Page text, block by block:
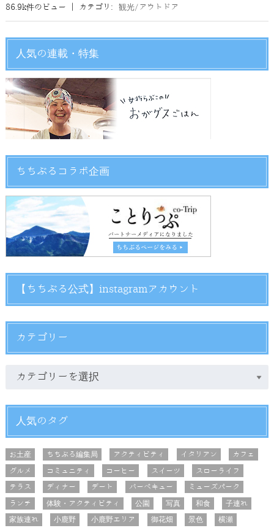
86.9k件のビュー カテゴリ: 観光/アウトドア
人気の連載・特集
ちちぶるコラボ企画
【ちちぶる公式】instagramアカウント
カテゴリー
人気のタグ
お土産 ちちぶる編集局 アクティビティ イタリアン
カフェ
グルメ
コミュニティ コーヒー スイーツ
スローライフ
テラス
ディナー デート バーベキュー
ミューズパーク
ランチ
体験・アクティビティ 公園 写真 和食
子連れ
家族連れ
小鹿野 小鹿野エリア 御花畑 景色
横瀬